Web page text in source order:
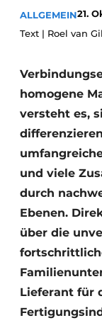
Videos
ALLGEMEIN21.
Text | Roel van
homogene
versteht es,
und viele
durch
Ebenen.
über die
Lieferant für